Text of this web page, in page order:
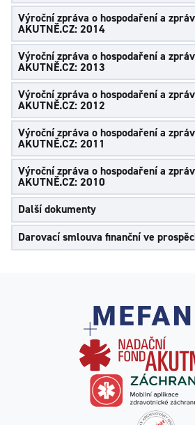
Výroční zpráva o hospodaření a
AKUTNĚ.CZ: 2014
Výroční zpráva o hospodaření a
AKUTNĚ.CZ: 2013
Výroční zpráva o hospodaření a
AKUTNĚ.CZ: 2012
Výroční zpráva o hospodaření a
AKUTNĚ.CZ: 2011
Výroční zpráva o hospodaření a
AKUTNĚ.CZ: 2010
Další dokumenty
Darovací smlouva finanční ve